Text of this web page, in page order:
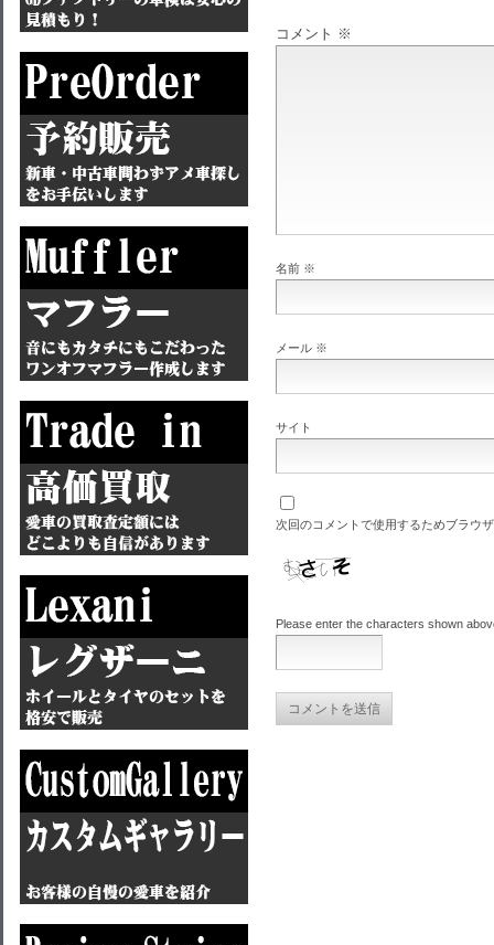
コメント ※
名前 ※
メール ※
サイト
次回のコメントで使用するためブラウ
Please enter the characters shown